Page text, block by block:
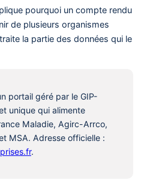
pourquoi un compte rendu
de plusieurs organismes
la partie des données qui le
portail géré par le GIP-
unique qui alimente
Maladie, Agirc-Arrco,
MSA. Adresse officielle :
.